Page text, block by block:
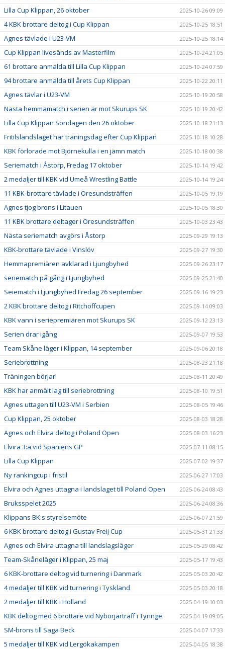
Lilla Cup Klippan, 26 oktober 2025-10-26 09:09
4 KBK brottare deltog i Cup Klippan 2025-10-25 18:51
Agnes tävlade i U23-VM 2025-10-25 18:14
Cup Klippan livesänds av Masterfilm 2025-10-24 21:05
61 brottare anmälda till Lilla Cup Klippan 2025-10-24 07:59
94 brottare anmälda till årets Cup Klippan 2025-10-22 20:11
Agnes tävlar i U23-VM 2025-10-19 20:58
Nästa hemmamatch i serien är mot Skurups SK 2025-10-19 20:42
Lilla Cup Klippan Söndagen den 26 oktober 2025-10-18 21:13
Fritilslandslaget har träningsdag efter Cup Klippan 2025-10-18 10:28
KBK förlorade mot Björnekulla i en jämn match 2025-10-18 00:38
Seriematch i Åstorp, Fredag 17 oktober 2025-10-14 19:42
2 medaljer till KBK vid Umeå Wrestling Battle 2025-10-14 19:24
11 KBK-brottare tävlade i Öresundsträffen 2025-10-05 19:19
Agnes tjog brons i Litauen 2025-10-05 18:30
11 KBK brottare deltager i Öresundsträffen 2025-10-03 23:43
Nästa seriematch avgörs i Åstorp 2025-09-29 19:13
KBK-brottare tävlade i Vinslöv 2025-09-27 19:30
Hemmapremiären avklarad i Ljungbyhed 2025-09-26 23:17
seriematch på gång i Ljungbyhed 2025-09-25 21:40
Seiematch i Ljungbyhed Fredag 26 september 2025-09-16 19:23
2 KBK brottare deltog i Ritchoffcupen 2025-09-14 09:03
KBK vann i seriepremiären mot Skurups SK 2025-09-12 23:13
Serien drar igång 2025-09-07 19:53
Team Skåne läger i Klippan, 14 september 2025-09-06 20:18
Seriebrottning 2025-08-23 21:18
Träningen börjar! 2025-08-11 20:49
KBK har anmält lag till seriebrottning 2025-08-10 19:51
Agnes uttagen till U23-VM i Serbien 2025-08-05 19:46
Cup Klippan, 25 oktober 2025-08-03 18:28
Agnes och Elvira deltog i Poland Open 2025-08-03 16:23
Elvira 3:a vid Spaniens GP 2025-07-11 08:15
Lilla Cup Klippan 2025-07-02 19:37
Ny rankingcup i fristil 2025-06-27 17:03
Elvira och Agnes uttagna i landslaget till Poland Open 2025-06-24 08:43
Bruksspelet 2025 2025-06-24 08:36
Klippans BK:s styrelsemöte 2025-06-07 21:59
6 KBK brottare deltog i Gustav Freij Cup 2025-05-31 21:33
Agnes och Elvira uttagna till landslagsläger 2025-05-29 08:42
Team-Skåneläger i Klippan, 25 maj 2025-05-17 19:43
6 KBK-brottare deltog vid turnering i Danmark 2025-05-03 20:42
4 medaljer till KBK vid turnering i Tyskland 2025-05-03 20:18
2 medaljer till KBK i Holland 2025-04-19 10:03
KBK deltog med 6 brottare vid Nybörjarträff i Tyringe 2025-04-19 09:05
SM-brons till Saga Beck 2025-04-07 17:33
5 medaljer till KBK vid Lergökakampen 2025-04-05 18:38